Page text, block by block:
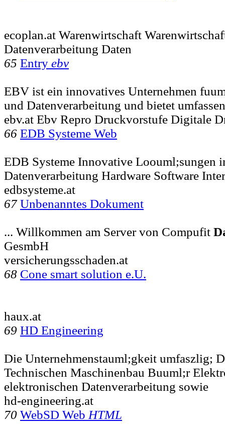
ecoplan.at Warenwirtschaft
Datenverarbeitung Daten
65 Entry ebv
EBV ist ein innovatives Unternehmen
und Datenverarbeitung und bietet
ebv.at Ebv Repro Druckvorstufe Digitale
66 EDB Systeme Web
EDB Systeme Innovative Loouml;sungen
Datenverarbeitung Hardware Software
edbsysteme.at
67 Unbenanntes Dokument
... Willkommen am Server von Compufit
GesmbH
versicherungsschaden.at
68 Cone smart solution e.U.
haux.at
69 HD Engineering
Die Unternehmenstauml;gkeit umfaszlig;
Technischen Maschinenbau Buuml;r
elektronischen Datenverarbeitung sowie
hd-engineering.at
70 WebSD Web HTML